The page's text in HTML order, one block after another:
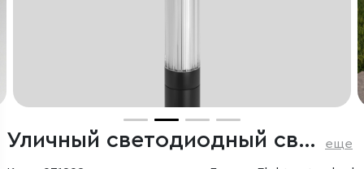
Уличный светодиодный светильник Peak 3000K черный IP54 еще